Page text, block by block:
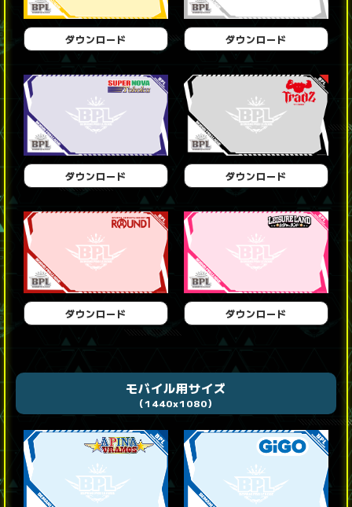
ダウンロード ダウンロード
ダウンロード ダウンロード
ダウンロード ダウンロード
モバイル用サイズ
（1440x1080）